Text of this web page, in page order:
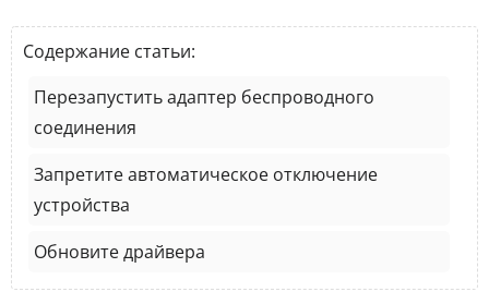
Содержание статьи:
Перезапустить адаптер беспроводного
соединения
Запретите автоматическое отключение
устройства
Обновите драйвера